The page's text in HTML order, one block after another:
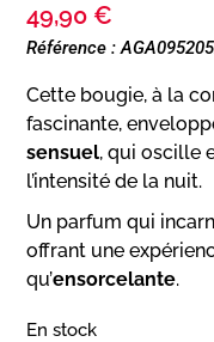
49,90 €
Référence :
Cette bougie, à la
fascinante,
sensuel, qui oscille
l’intensité de la nuit.
Un parfum qui
offrant une
qu’ensorcelante.
En stock